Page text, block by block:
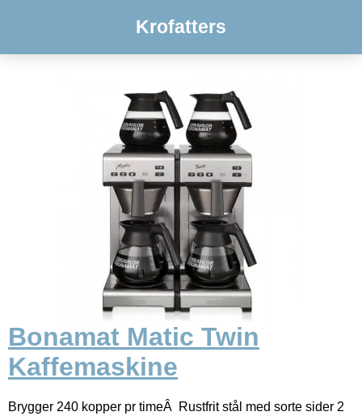
Krofatters
Bonamat Matic Twin
Kaffemaskine
Brygger 240 kopper pr timeÂ Rustfrit stål med sorte sider 2